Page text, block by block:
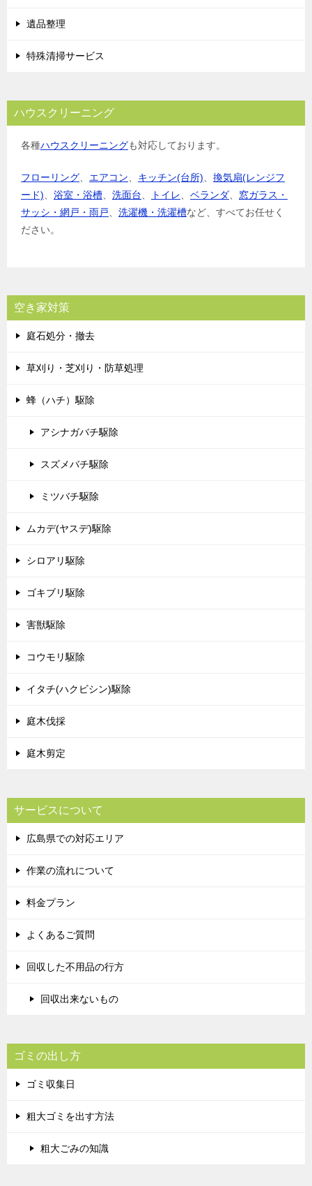
遺品整理
特殊清掃サービス
ハウスクリーニング
各種ハウスクリーニングも対応しております。
フローリング、 エアコン、 キッチン(台所)、 換気扇(レンジフ
ード)、 浴室・浴槽、 洗面台、 トイレ、 ベランダ、 窓ガラス・
サッシ・網戸・雨戸、 洗濯機・洗濯槽など、すべてお任せく
ださい。
空き家対策
庭石処分・撤去
草刈り・芝刈り・防草処理
蜂（ハチ）駆除
アシナガバチ駆除
スズメバチ駆除
ミツバチ駆除
ムカデ(ヤスデ)駆除
シロアリ駆除
ゴキブリ駆除
害獣駆除
コウモリ駆除
イタチ(ハクビシン)駆除
庭木伐採
庭木剪定
サービスについて
広島県での対応エリア
作業の流れについて
料金プラン
よくあるご質問
回収した不用品の行方
回収出来ないもの
ゴミの出し方
ゴミ収集日
粗大ゴミを出す方法
粗大ごみの知識